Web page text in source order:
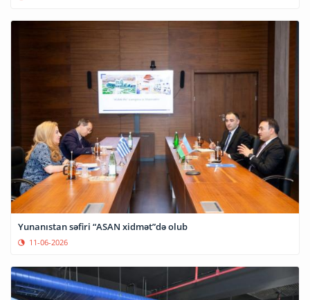
Yunanıstan səfiri “ASAN xidmət”də olub
11-06-2026